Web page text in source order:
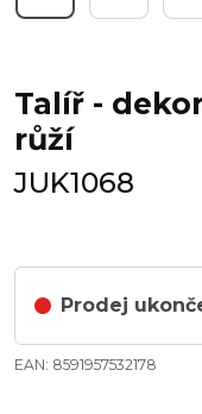
Talíř -
růží
JUK1068
Prodej
EAN: 8591957532178